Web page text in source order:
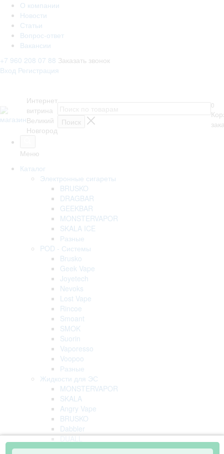
О компании
Новости
Статьи
Вопрос-ответ
Вакансии
+7 960 208 07 88 Заказать звонок
Вход Регистрация
Интернет
витрина
Великий
Новгород
0
Меню
Каталог
Электронные сигареты
BRUSKO
DRAGBAR
GEEKBAR
MONSTERVAPOR
SKALA ICE
Разные
POD - Системы
Brusko
Geek Vape
Joyetech
Nevoks
Lost Vape
Rincoe
Smoant
SMOK
Suorin
Vaporesso
Voopoo
Разные
Жидкости для ЭС
MONSTERVAPOR
SKALA
Angry Vape
BRUSKO
Dabbler
DUALL
DUFT